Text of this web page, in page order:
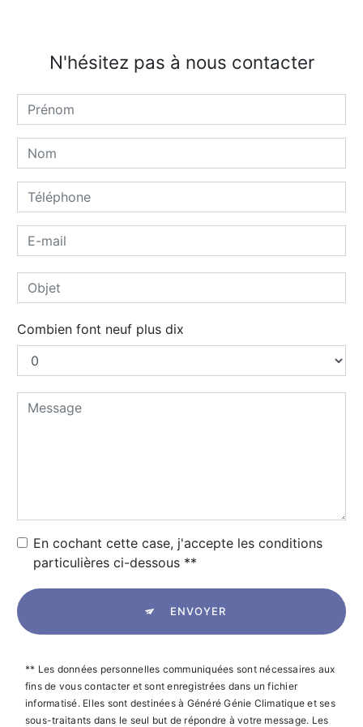
N'hésitez pas à nous contacter
Combien font neuf plus dix
En cochant cette case, j'accepte les conditions
particulières ci-dessous **
ENVOYER
** Les données personnelles communiquées sont nécessaires aux
fins de vous contacter et sont enregistrées dans un fichier
informatisé. Elles sont destinées à Généré Génie Climatique et ses
sous-traitants dans le seul but de répondre à votre message. Les